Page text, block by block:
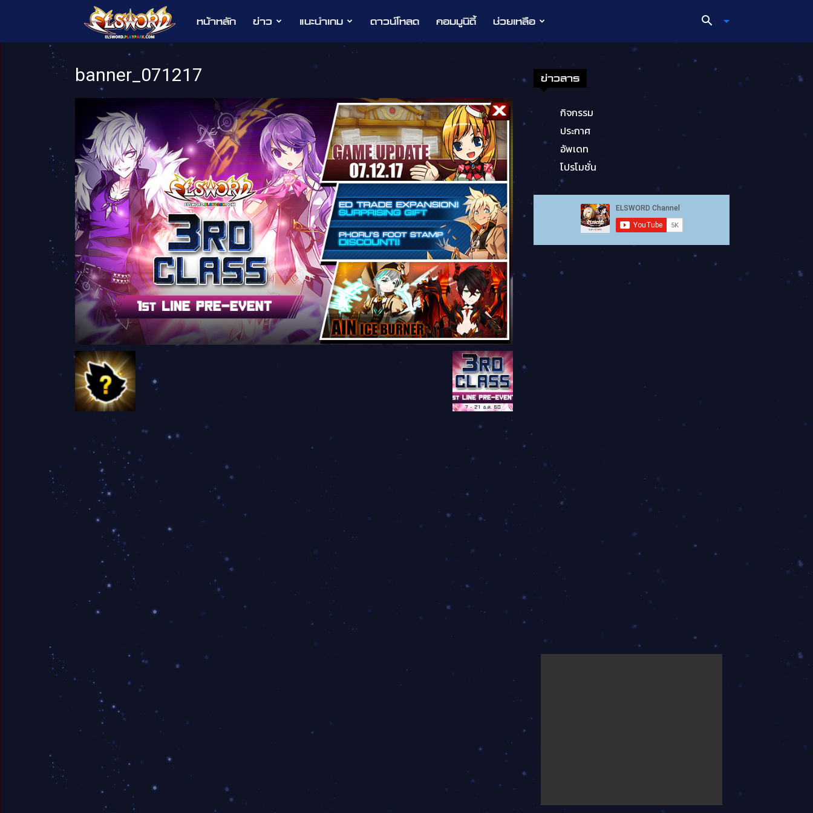
Elsword
หน้าหลัก ข่าว แนะนำเกม ดาวน์โหลด คอมมูนิตี้ ช่วยเหลือ
banner_071217 ข่าวสาร
กิจกรรม
ประกาศ
อัพเดท
โปรโมชั่น